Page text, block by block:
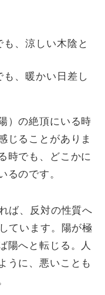
、涼しい木陰と
、暖かい日差し
）の絶頂にいる時
じることがありま
時でも、どこかに
のです。
ば、反対の性質へ
ています。陽が極
陽へと転じる。人
うに、悪いことも